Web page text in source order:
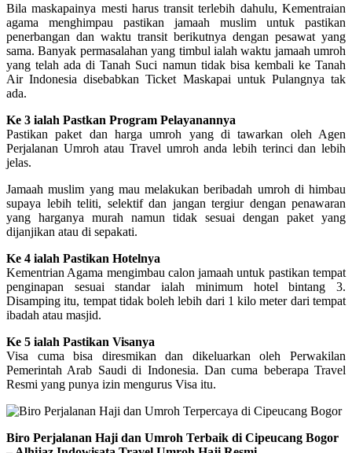
Bila maskapainya mesti harus transit terlebih dahulu, Kementraian
agama menghimpau pastikan jamaah muslim untuk pastikan
penerbangan dan waktu transit berikutnya dengan pesawat yang
sama. Banyak permasalahan yang timbul ialah waktu jamaah umroh
yang telah ada di Tanah Suci namun tidak bisa kembali ke Tanah
Air Indonesia disebabkan Ticket Maskapai untuk Pulangnya tak
ada.
Ke 3 ialah Pastkan Program Pelayanannya
Pastikan paket dan harga umroh yang di tawarkan oleh Agen
Perjalanan Umroh atau Travel umroh anda lebih terinci dan lebih
jelas.
Jamaah muslim yang mau melakukan beribadah umroh di himbau
supaya lebih teliti, selektif dan jangan tergiur dengan penawaran
yang harganya murah namun tidak sesuai dengan paket yang
dijanjikan atau di sepakati.
Ke 4 ialah Pastikan Hotelnya
Kementrian Agama mengimbau calon jamaah untuk pastikan tempat
penginapan sesuai standar ialah minimum hotel bintang 3.
Disamping itu, tempat tidak boleh lebih dari 1 kilo meter dari tempat
ibadah atau masjid.
Ke 5 ialah Pastikan Visanya
Visa cuma bisa diresmikan dan dikeluarkan oleh Perwakilan
Pemerintah Arab Saudi di Indonesia. Dan cuma beberapa Travel
Resmi yang punya izin mengurus Visa itu.
Biro Perjalanan Haji dan Umroh Terbaik di Cipeucang Bogor